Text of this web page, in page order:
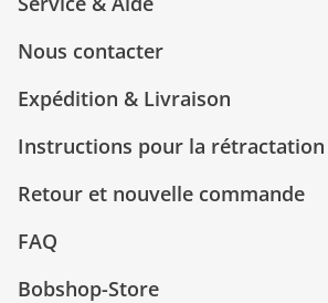
Nous contacter
Expédition & Livraison
Instructions pour la rétractation
Retour et nouvelle commande
FAQ
Bobshop-Store